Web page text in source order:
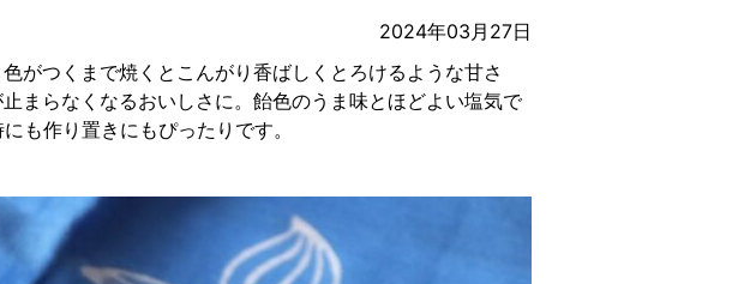
2024年03月27日
がつくまで焼くとこんがり香ばしくとろけるような甘さ
まらなくなるおいしさに。飴色のうま味とほどよい塩気で
も作り置きにもぴったりです。